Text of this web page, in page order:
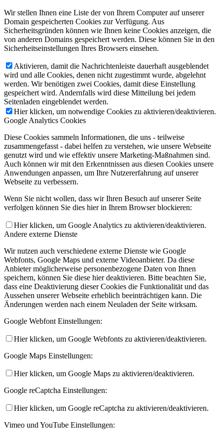
Wir stellen Ihnen eine Liste der von Ihrem Computer auf unserer
Domain gespeicherten Cookies zur Verfügung. Aus
Sicherheitsgründen können wie Ihnen keine Cookies anzeigen, die
von anderen Domains gespeichert werden. Diese können Sie in den
Sicherheitseinstellungen Ihres Browsers einsehen.
Aktivieren, damit die Nachrichtenleiste dauerhaft ausgeblendet
wird und alle Cookies, denen nicht zugestimmt wurde, abgelehnt
werden. Wir benötigen zwei Cookies, damit diese Einstellung
gespeichert wird. Andernfalls wird diese Mitteilung bei jedem
Seitenladen eingeblendet werden.
Hier klicken, um notwendige Cookies zu aktivieren/deaktivieren.
Google Analytics Cookies
Diese Cookies sammeln Informationen, die uns - teilweise
zusammengefasst - dabei helfen zu verstehen, wie unsere Webseite
genutzt wird und wie effektiv unsere Marketing-Maßnahmen sind.
Auch können wir mit den Erkenntnissen aus diesen Cookies unsere
Anwendungen anpassen, um Ihre Nutzererfahrung auf unserer
Webseite zu verbessern.
Wenn Sie nicht wollen, dass wir Ihren Besuch auf unserer Seite
verfolgen können Sie dies hier in Ihrem Browser blockieren:
Hier klicken, um Google Analytics zu aktivieren/deaktivieren.
Andere externe Dienste
Wir nutzen auch verschiedene externe Dienste wie Google
Webfonts, Google Maps und externe Videoanbieter. Da diese
Anbieter möglicherweise personenbezogene Daten von Ihnen
speichern, können Sie diese hier deaktivieren. Bitte beachten Sie,
dass eine Deaktivierung dieser Cookies die Funktionalität und das
Aussehen unserer Webseite erheblich beeinträchtigen kann. Die
Änderungen werden nach einem Neuladen der Seite wirksam.
Google Webfont Einstellungen:
Hier klicken, um Google Webfonts zu aktivieren/deaktivieren.
Google Maps Einstellungen:
Hier klicken, um Google Maps zu aktivieren/deaktivieren.
Google reCaptcha Einstellungen:
Hier klicken, um Google reCaptcha zu aktivieren/deaktivieren.
Vimeo und YouTube Einstellungen: